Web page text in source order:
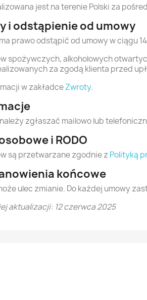
jest na terenie Polski za
i odstąpienie od umowy
prawo odstąpić od umowy w ciągu
spożywczych, alkoholowych
za zgodą klienta przed
w zakładceZwroty.
zgłaszać mailowo lub
i RODO
są przetwarzane zgodnie z Polityką
końcowe
ulec zmianie. Do każdej umowy
aktualizacji: 12 czerwca 2025